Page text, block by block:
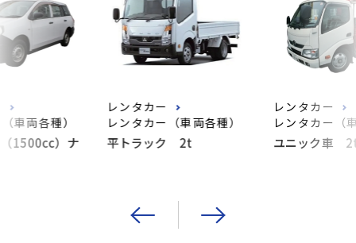
車両各種）
1500cc）ナ
レンタカー
レンタカー（車両各種）
平トラック 2t
レンタカー
レンタカー（
ユニック車